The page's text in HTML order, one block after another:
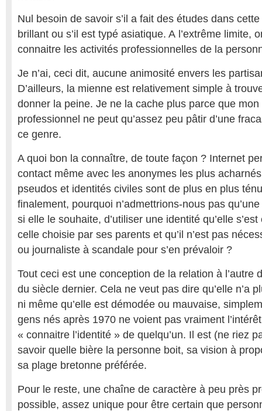
Nul besoin de savoir s’il a fait des études dans cette
brillant ou s’il est typé asiatique. A l’extrême limite,
connaitre les activités professionnelles de la
Je n’ai, ceci dit, aucune animosité envers les
D’ailleurs, la mienne est relativement simple à
donner la peine. Je ne la cache plus parce que
professionnel ne peut qu’assez peu pâtir d’une
ce genre.
A quoi bon la connaître, de toute façon ? Internet
contact même avec les anonymes les plus
pseudos et identités civiles sont de plus en plus
finalement, pourquoi n’admettrions-nous pas
si elle le souhaite, d’utiliser une identité qu’elle
celle choisie par ses parents et qu’il n’est pas
ou journaliste à scandale pour s’en prévaloir ?
Tout ceci est une conception de la relation à l’autre
du siècle dernier. Cela ne veut pas dire qu’elle n’a
ni même qu’elle est démodée ou mauvaise,
gens nés après 1970 ne voient pas vraiment
« connaitre l’identité » de quelqu’un. Il est (ne riez
savoir quelle bière la personne boit, sa vision à
sa plage bretonne préférée.
Pour le reste, une chaîne de caractère à peu près
possible, assez unique pour être certain que